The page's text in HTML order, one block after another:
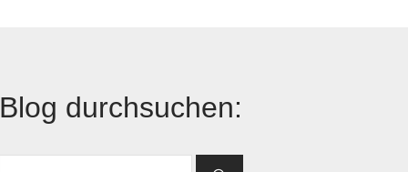
Blog durchsuchen: